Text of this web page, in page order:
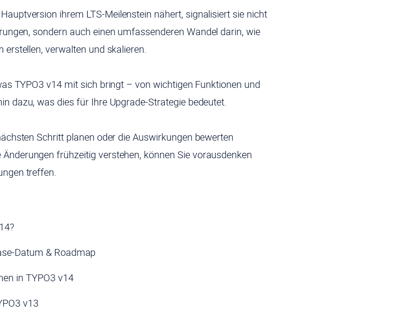
ihrem LTS-Meilenstein nähert, signalisiert sie nicht
sondern auch einen umfassenderen Wandel darin, wie
verwalten und skalieren.
TYPO3 v14 mit sich bringt – von wichtigen Funktionen und
dazu, was dies für Ihre Upgrade-Strategie bedeutet.
Schritt planen oder die Auswirkungen bewerten
frühzeitig verstehen, können Sie vorausdenken
treffen.
Datum & Roadmap
in TYPO3 v14
v13